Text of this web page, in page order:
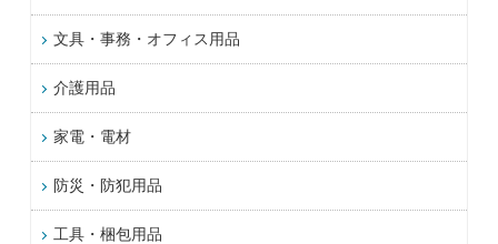
文具・事務・オフィス用品
介護用品
家電・電材
防災・防犯用品
工具・梱包用品